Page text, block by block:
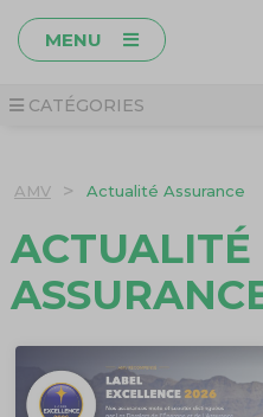
MENU
CATÉGORIES
AMV > Actualité Assurance
ACTUALITÉ